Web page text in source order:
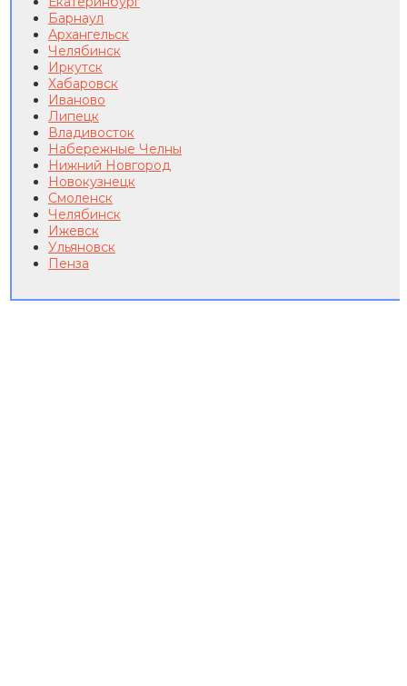
Барнаул
Архангельск
Челябинск
Иркутск
Хабаровск
Иваново
Липецк
Владивосток
Набережные Челны
Нижний Новгород
Новокузнецк
Смоленск
Челябинск
Ижевск
Ульяновск
Пенза